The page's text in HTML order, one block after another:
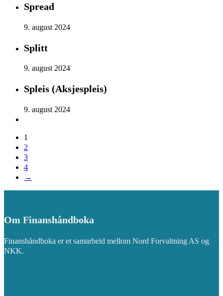
Spread
9. august 2024
Splitt
9. august 2024
Spleis (Aksjespleis)
9. august 2024
1
2
3
4
→
Om Finanshåndboka
Finanshåndboka er et samarbeid mellom Nord Forvaltning AS og
NKK.